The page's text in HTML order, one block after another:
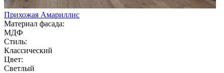
Прихожая Амариллис
Материал фасада:
МДФ
Стиль:
Классический
Цвет:
Светлый